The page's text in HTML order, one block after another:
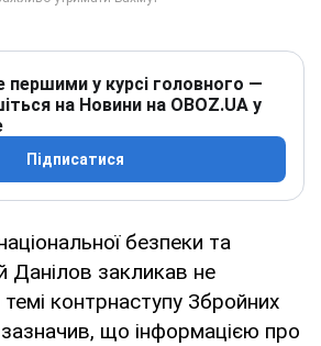
першими у курсі головного —
на Новини на OBOZ.UA у
Підписатися
безпеки та
Данілов закликав не
контрнаступу Збройних
зазначив, що інформацією про